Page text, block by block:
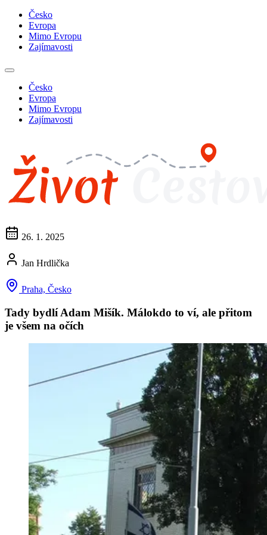
Česko
Evropa
Mimo Evropu
Zajímavosti
Česko
Evropa
Mimo Evropu
Zajímavosti
26. 1. 2025
Jan Hrdlička
Praha, Česko
Tady bydlí Adam Mišík. Málokdo to ví, ale přitom
je všem na očích